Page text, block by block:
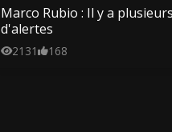
Marco Rubio : Il y a
d'alertes
2131 168